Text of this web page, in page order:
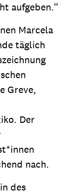
aufgeben.“
Marcela
täglich
Greve,
Der
nach.
des